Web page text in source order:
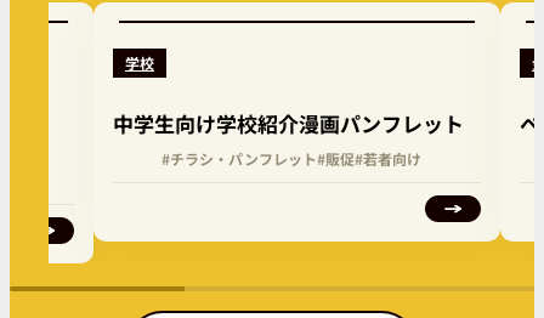
学校
中学生向け学校紹介漫画パンフレット
#チラシ・パンフレット#販促#若者向け